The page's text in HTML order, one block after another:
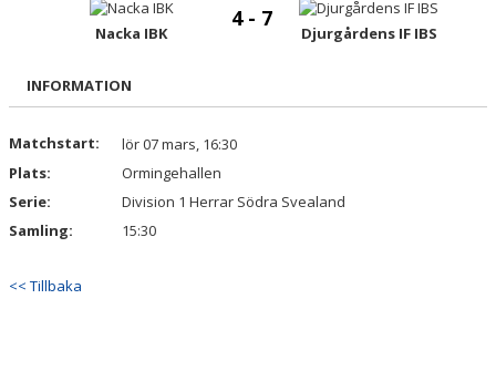
BILDGALLERI
KONTAKT
MATCHER
Nacka IBK
4 - 7
Djurgårdens IF IBS
INFORMATION
Matchstart:
lör 07 mars, 16:30
Plats:
Ormingehallen
Serie:
Division 1 Herrar Södra Svealand
Samling:
15:30
<< Tillbaka